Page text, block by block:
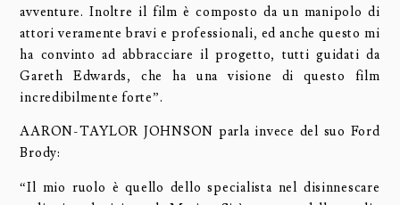
avventure. Inoltre il film è composto da un manipolo di
attori veramente bravi e professionali, ed anche questo mi
ha convinto ad abbracciare il progetto, tutti guidati da
Gareth Edwards, che ha una visione di questo film
incredibilmente forte”.
AARON-TAYLOR JOHNSON parla invece del suo Ford
Brody:
“Il mio ruolo è quello dello specialista nel disinnescare